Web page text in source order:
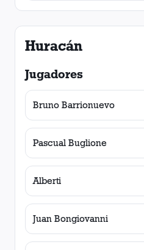
Huracán
Jugadores
Bruno Barrionuevo
Pascual Buglione
Alberti
Juan Bongiovanni